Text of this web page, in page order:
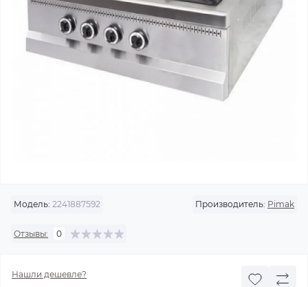
Модель: 2241887592 Производитель: Pimak
Отзывы: 0
Нашли дешевле?